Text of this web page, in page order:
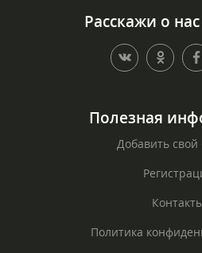
Расскажи о
Полезная
Добавить свой
Политика